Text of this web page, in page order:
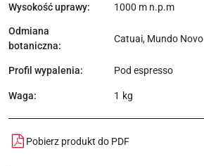
Wysokość uprawy: 1000 m n.p.m
Odmiana
botaniczna:
Catuai, Mundo Novo
Profil wypalenia: Pod espresso
Waga: 1 kg
Pobierz produkt do PDF